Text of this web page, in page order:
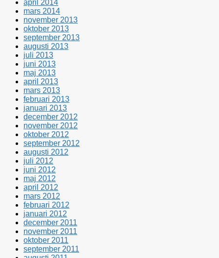
april 2014
mars 2014
november 2013
oktober 2013
september 2013
augusti 2013
juli 2013
juni 2013
maj 2013
april 2013
mars 2013
februari 2013
januari 2013
december 2012
november 2012
oktober 2012
september 2012
augusti 2012
juli 2012
juni 2012
maj 2012
april 2012
mars 2012
februari 2012
januari 2012
december 2011
november 2011
oktober 2011
september 2011